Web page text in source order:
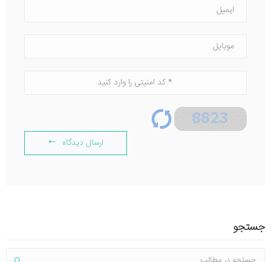
ارسال دیدگاه
جستجو